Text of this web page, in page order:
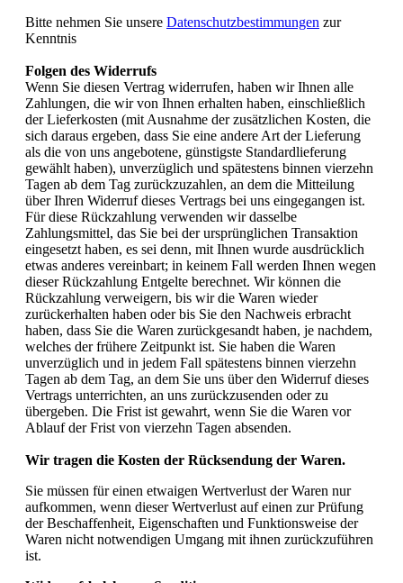
Bitte nehmen Sie unsere Datenschutzbestimmungen zur
Kenntnis
Folgen des Widerrufs
Wenn Sie diesen Vertrag widerrufen, haben wir Ihnen alle
Zahlungen, die wir von Ihnen erhalten haben, einschließlich
der Lieferkosten (mit Ausnahme der zusätzlichen Kosten, die
sich daraus ergeben, dass Sie eine andere Art der Lieferung
als die von uns angebotene, günstigste Standardlieferung
gewählt haben), unverzüglich und spätestens binnen vierzehn
Tagen ab dem Tag zurückzuzahlen, an dem die Mitteilung
über Ihren Widerruf dieses Vertrags bei uns eingegangen ist.
Für diese Rückzahlung verwenden wir dasselbe
Zahlungsmittel, das Sie bei der ursprünglichen Transaktion
eingesetzt haben, es sei denn, mit Ihnen wurde ausdrücklich
etwas anderes vereinbart; in keinem Fall werden Ihnen wegen
dieser Rückzahlung Entgelte berechnet. Wir können die
Rückzahlung verweigern, bis wir die Waren wieder
zurückerhalten haben oder bis Sie den Nachweis erbracht
haben, dass Sie die Waren zurückgesandt haben, je nachdem,
welches der frühere Zeitpunkt ist. Sie haben die Waren
unverzüglich und in jedem Fall spätestens binnen vierzehn
Tagen ab dem Tag, an dem Sie uns über den Widerruf dieses
Vertrags unterrichten, an uns zurückzusenden oder zu
übergeben. Die Frist ist gewahrt, wenn Sie die Waren vor
Ablauf der Frist von vierzehn Tagen absenden.
Wir tragen die Kosten der Rücksendung der Waren.
Sie müssen für einen etwaigen Wertverlust der Waren nur
aufkommen, wenn dieser Wertverlust auf einen zur Prüfung
der Beschaffenheit, Eigenschaften und Funktionsweise der
Waren nicht notwendigen Umgang mit ihnen zurückzuführen
ist.